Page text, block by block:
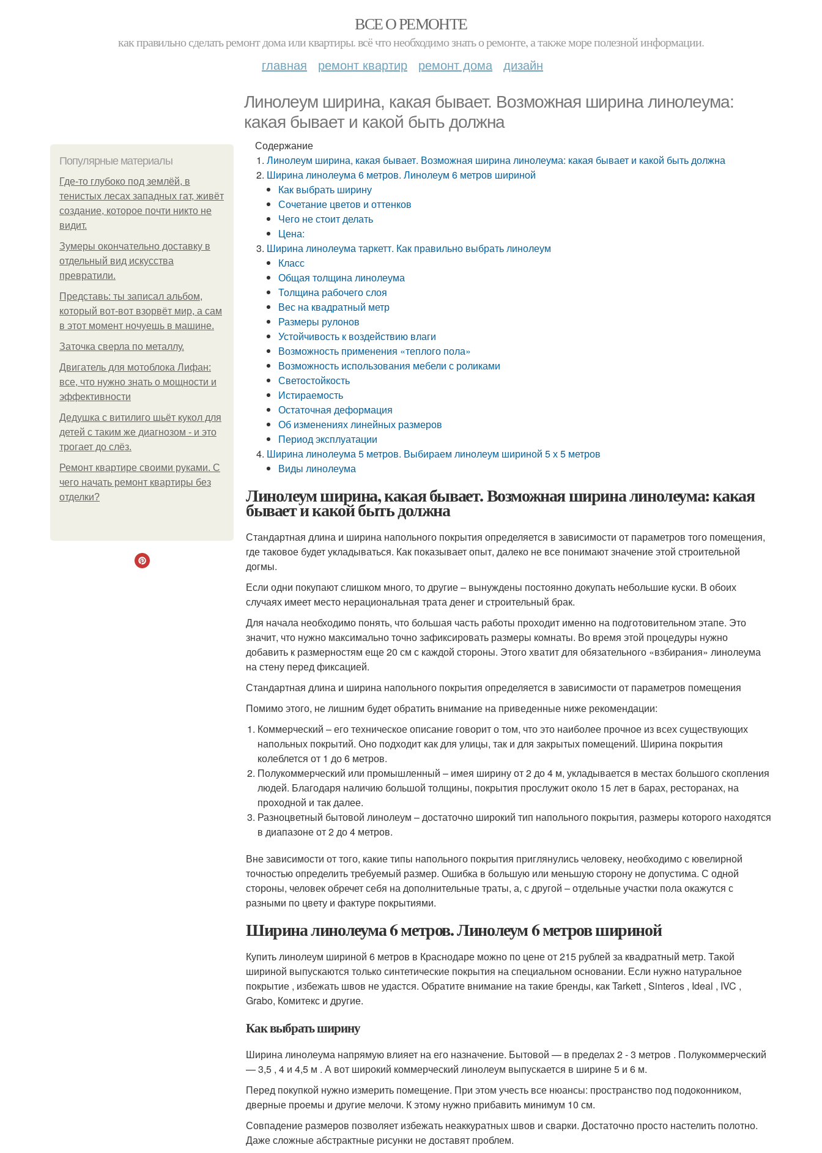
ВСЕ О РЕМОНТЕ
как правильно сделать ремонт дома или квартиры. всё что необходимо знать о ремонте, а также море полезной информации.
главная ремонт квартир ремонт дома дизайн
Линолеум ширина, какая бывает. Возможная ширина линолеума:
какая бывает и какой быть должна
Популярные материалы
Где-то глубоко под землёй, в
тенистых лесах западных гат, живёт
создание, которое почти никто не
видит.
Зумеры окончательно доставку в
отдельный вид искусства
превратили.
Представь: ты записал альбом,
который вот-вот взорвёт мир, а сам
в этот момент ночуешь в машине.
Заточка сверла по металлу.
Двигатель для мотоблока Лифан:
все, что нужно знать о мощности и
эффективности
Дедушка с витилиго шьёт кукол для
детей с таким же диагнозом - и это
трогает до слёз.
Ремонт квартире своими руками. С
чего начать ремонт квартиры без
отделки?
Содержание
Линолеум ширина, какая бывает. Возможная ширина линолеума: какая бывает и какой быть должна
Ширина линолеума 6 метров. Линолеум 6 метров шириной
Как выбрать ширину
Сочетание цветов и оттенков
Чего не стоит делать
Цена:
Ширина линолеума таркетт. Как правильно выбрать линолеум
Класс
Общая толщина линолеума
Толщина рабочего слоя
Вес на квадратный метр
Размеры рулонов
Устойчивость к воздействию влаги
Возможность применения «теплого пола»
Возможность использования мебели с роликами
Светостойкость
Истираемость
Остаточная деформация
Об изменениях линейных размеров
Период эксплуатации
Ширина линолеума 5 метров. Выбираем линолеум шириной 5 х 5 метров
Виды линолеума
Линолеум ширина, какая бывает. Возможная ширина линолеума: какая
бывает и какой быть должна
Стандартная длина и ширина напольного покрытия определяется в зависимости от параметров того помещения,
где таковое будет укладываться. Как показывает опыт, далеко не все понимают значение этой строительной
догмы.
Если одни покупают слишком много, то другие – вынуждены постоянно докупать небольшие куски. В обоих
случаях имеет место нерациональная трата денег и строительный брак.
Для начала необходимо понять, что большая часть работы проходит именно на подготовительном этапе. Это
значит, что нужно максимально точно зафиксировать размеры комнаты. Во время этой процедуры нужно
добавить к размерностям еще 20 см с каждой стороны. Этого хватит для обязательного «взбирания» линолеума
на стену перед фиксацией.
Стандартная длина и ширина напольного покрытия определяется в зависимости от параметров помещения
Помимо этого, не лишним будет обратить внимание на приведенные ниже рекомендации:
Коммерческий – его техническое описание говорит о том, что это наиболее прочное из всех существующих
напольных покрытий. Оно подходит как для улицы, так и для закрытых помещений. Ширина покрытия
колеблется от 1 до 6 метров.
Полукоммерческий или промышленный – имея ширину от 2 до 4 м, укладывается в местах большого скопления
людей. Благодаря наличию большой толщины, покрытия прослужит около 15 лет в барах, ресторанах, на
проходной и так далее.
Разноцветный бытовой линолеум – достаточно широкий тип напольного покрытия, размеры которого находятся
в диапазоне от 2 до 4 метров.
Вне зависимости от того, какие типы напольного покрытия приглянулись человеку, необходимо с ювелирной
точностью определить требуемый размер. Ошибка в большую или меньшую сторону не допустима. С одной
стороны, человек обречет себя на дополнительные траты, а, с другой – отдельные участки пола окажутся с
разными по цвету и фактуре покрытиями.
Ширина линолеума 6 метров. Линолеум 6 метров шириной
Купить линолеум шириной 6 метров в Краснодаре можно по цене от 215 рублей за квадратный метр. Такой
шириной выпускаются только синтетические покрытия на специальном основании. Если нужно натуральное
покрытие , избежать швов не удастся. Обратите внимание на такие бренды, как Tarkett , Sinteros , Ideal , IVC ,
Grabo, Комитекс и другие.
Как выбрать ширину
Ширина линолеума напрямую влияет на его назначение. Бытовой — в пределах 2 - 3 метров . Полукоммерческий
— 3,5 , 4 и 4,5 м . А вот широкий коммерческий линолеум выпускается в ширине 5 и 6 м.
Перед покупкой нужно измерить помещение. При этом учесть все нюансы: пространство под подоконником,
дверные проемы и другие мелочи. К этому нужно прибавить минимум 10 см.
Совпадение размеров позволяет избежать неаккуратных швов и сварки. Достаточно просто настелить полотно.
Даже сложные абстрактные рисунки не доставят проблем.